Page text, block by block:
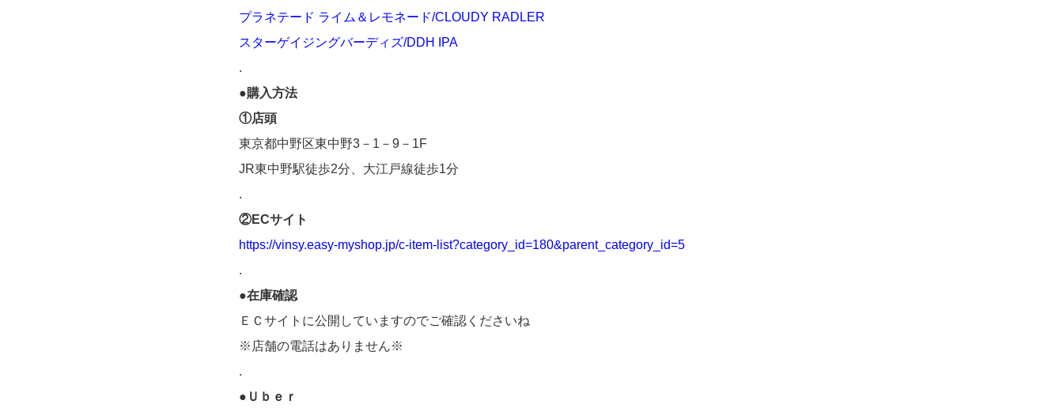
プラネテード ライム＆レモネード/CLOUDY RADLER
スターゲイジングバーディズ/DDH IPA
.
●購入方法
①店頭
東京都中野区東中野3－1－9－1F
JR東中野駅徒歩2分、大江戸線徒歩1分
.
②ECサイト
https://vinsy.easy-myshop.jp/c-item-list?category_id=180&parent_category_id=5
.
●在庫確認
ＥＣサイトに公開していますのでご確認くださいね
※店舗の電話はありません※
.
●Ｕｂｅｒ